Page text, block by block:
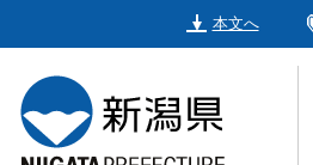
本文へ